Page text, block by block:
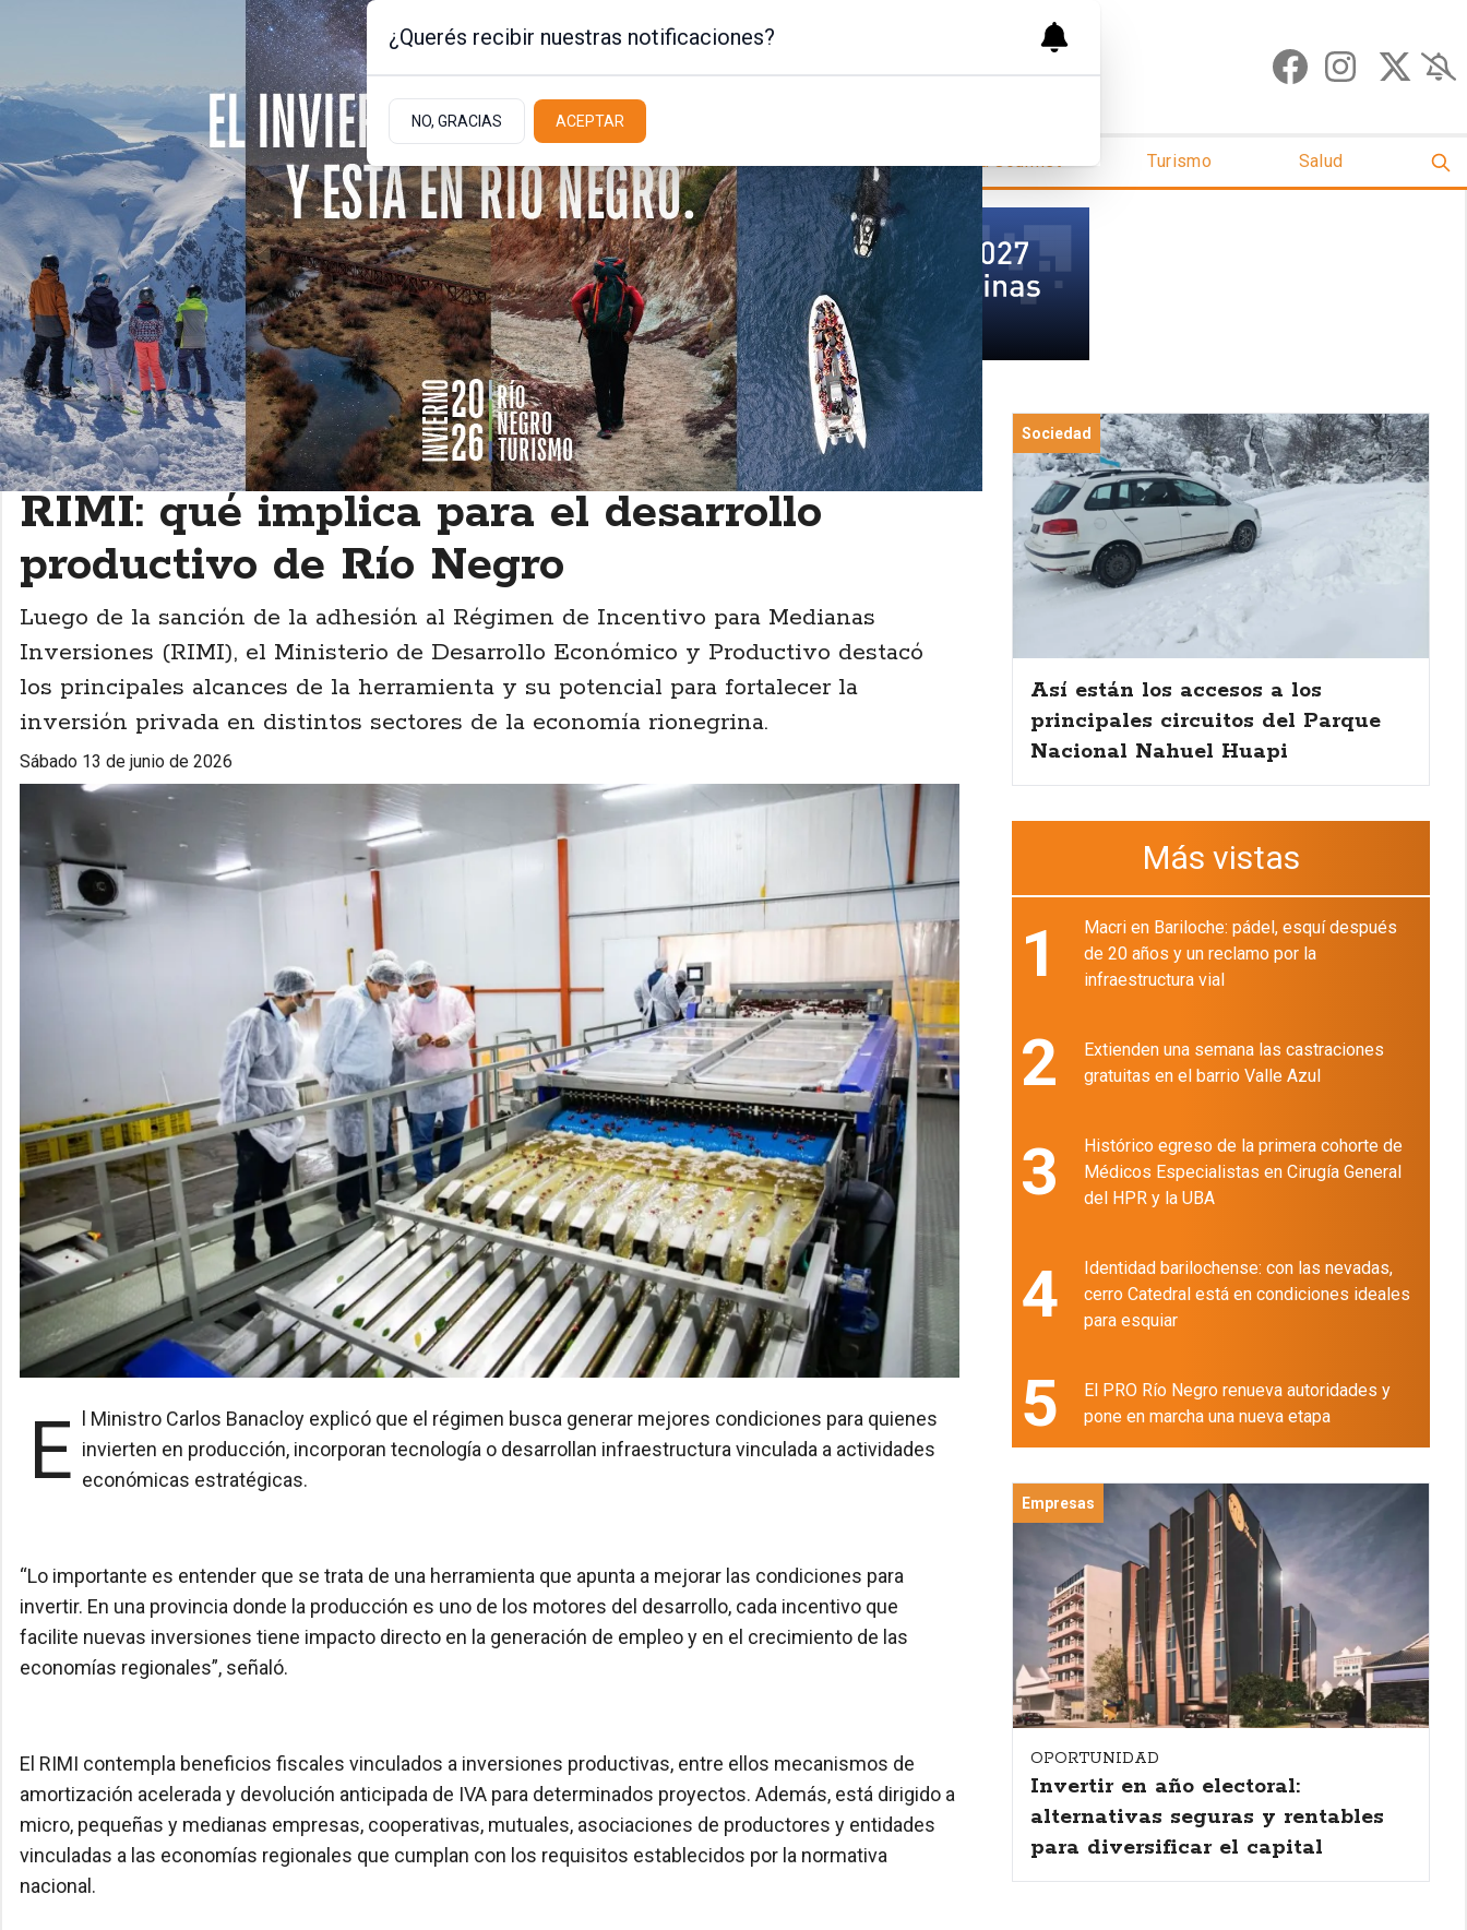
-0.4ºc | Bariloche, Rio Negro
Portada Sociedad Empresas Policiales / Judiciales Actualidad Latitud Gourmet Turismo Salud
Actualidad
RIMI: qué implica para el desarrollo
productivo de Río Negro
Luego de la sanción de la adhesión al Régimen de Incentivo para Medianas
Inversiones (RIMI), el Ministerio de Desarrollo Económico y Productivo destacó
los principales alcances de la herramienta y su potencial para fortalecer la
inversión privada en distintos sectores de la economía rionegrina.
sábado 13 de junio de 2026
El Ministro Carlos Banacloy explicó que el régimen busca generar mejores condiciones para quienes invierten en producción, incorporan tecnología o desarrollan infraestructura vinculada a actividades
económicas estratégicas.
“Lo importante es entender que se trata de una herramienta que apunta a mejorar las condiciones para
invertir. En una provincia donde la producción es uno de los motores del desarrollo, cada incentivo que
facilite nuevas inversiones tiene impacto directo en la generación de empleo y en el crecimiento de las
economías regionales”, señaló.
El RIMI contempla beneficios fiscales vinculados a inversiones productivas, entre ellos mecanismos de
amortización acelerada y devolución anticipada de IVA para determinados proyectos. Además, está dirigido a
micro, pequeñas y medianas empresas, cooperativas, mutuales, asociaciones de productores y entidades
vinculadas a las economías regionales que cumplan con los requisitos establecidos por la normativa
nacional.
Sociedad
Así están los accesos a los
principales circuitos del Parque
Nacional Nahuel Huapi
Más vistas
1
Macri en Bariloche: pádel, esquí después
de 20 años y un reclamo por la
infraestructura vial
2
Extienden una semana las castraciones
gratuitas en el barrio Valle Azul
3
Histórico egreso de la primera cohorte de
Médicos Especialistas en Cirugía General
del HPR y la UBA
4
Identidad barilochense: con las nevadas,
cerro Catedral está en condiciones ideales
para esquiar
5
El PRO Río Negro renueva autoridades y
pone en marcha una nueva etapa
Empresas
OPORTUNIDAD
Invertir en año electoral:
alternativas seguras y rentables
para diversificar el capital
¿Querés recibir nuestras notificaciones?
NO, GRACIAS ACEPTAR